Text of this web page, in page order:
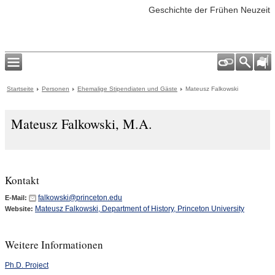
Geschichte der Frühen Neuzeit
Startseite Personen Ehemalige Stipendiaten und Gäste Mateusz Falkowski
Mateusz Falkowski, M.A.
Kontakt
E-Mail: falkowski@princeton.edu
Website: Mateusz Falkowski, Department of History, Princeton University
Weitere Informationen
Ph.D. Project